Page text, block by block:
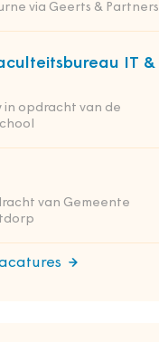
via Geerts & Partners
IT &
in opdracht van de
van Gemeente